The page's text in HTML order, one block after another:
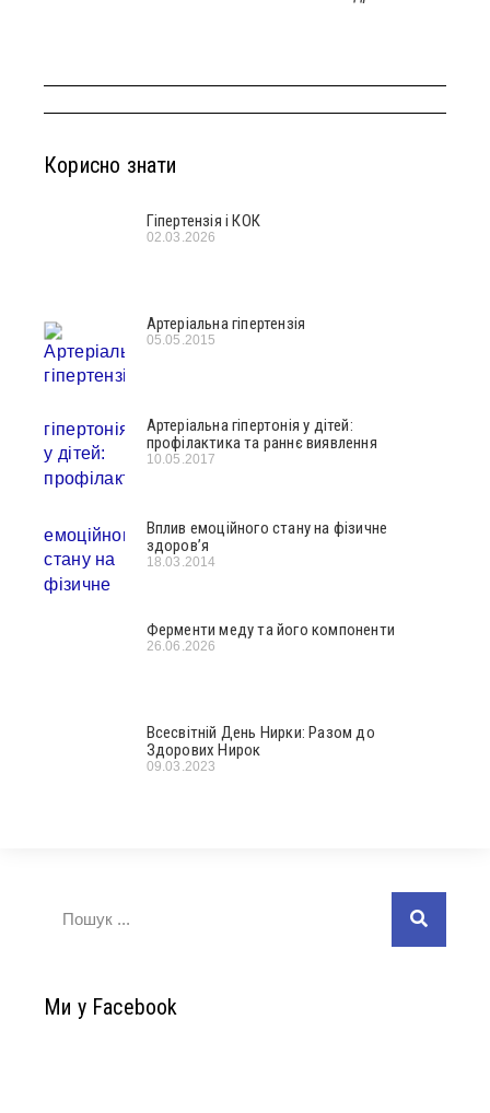
Корисно знати
Гіпертензія і КОК
02.03.2026
Артеріальна гіпертензія
05.05.2015
Артеріальна гіпертонія у дітей:
профілактика та раннє виявлення
10.05.2017
Вплив емоційного стану на фізичне
здоров’я
18.03.2014
Ферменти меду та його компоненти
26.06.2026
Всесвітній День Нирки: Разом до
Здорових Нирок
09.03.2023
Ми у Facebook